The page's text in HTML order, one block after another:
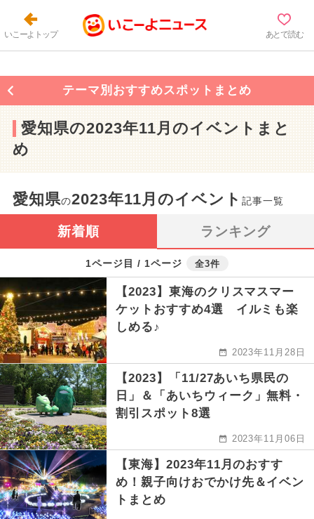
いこーよトップ あとで読む
テーマ別おすすめスポットまとめ
愛知県の2023年11月のイベントまと
め
愛知県の2023年11月のイベント記事一覧
新着順 ランキング
1ページ目 / 1ページ 全3件
【2023】東海のクリスマスマー
ケットおすすめ4選 イルミも楽
しめる♪
2023年11月28日
【2023】「11/27あいち県民の
日」＆「あいちウィーク」無料・
割引スポット8選
2023年11月06日
【東海】2023年11月のおすす
め！親子向けおでかけ先＆イベン
トまとめ